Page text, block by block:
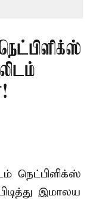
நெட்பிளிக்ஸ்
இமாலய